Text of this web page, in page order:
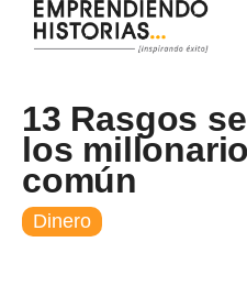
contenido
13 Rasgos
los
común
Dinero